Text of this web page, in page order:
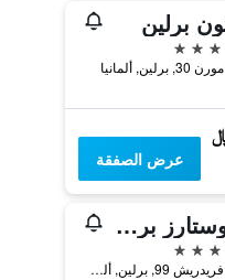
برلين
ألمانيا
عرض الصفقة
أوروستارز برلين
شارع فريدريش 99, برلين, ألمانيا